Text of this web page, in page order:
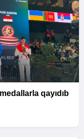
qayıdıb